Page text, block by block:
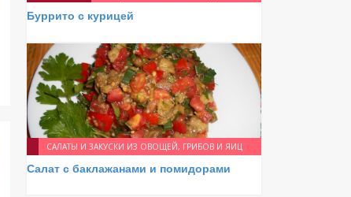
Буррито с курицей
САЛАТЫ И ЗАКУСКИ ИЗ ОВОЩЕЙ, ГРИБОВ И ЯИЦ
Салат с баклажанами и помидорами